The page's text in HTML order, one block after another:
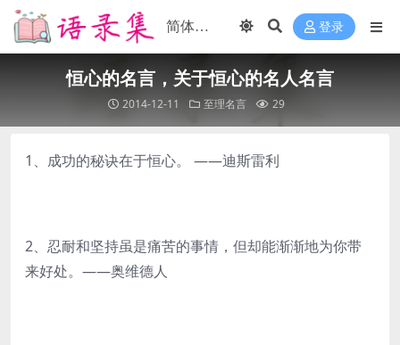
登录
恒心的名言，关于恒心的名人名言
2014-12-11 至理名言 29
1、成功的秘诀在于恒心。 ——迪斯雷利
2、忍耐和坚持虽是痛苦的事情，但却能渐渐地为你带
来好处。——奥维德人